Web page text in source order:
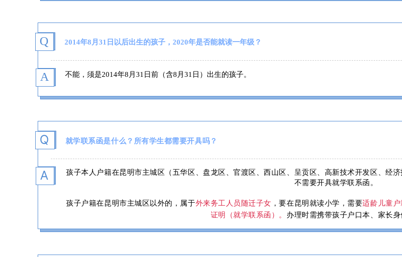
Q 2014年8月31日以后出生的孩子，2020年是否能就读一年级？
A 不能，须是2014年8月31日前（含8月31日）出生的孩子。
Q 就学联系函是什么？所有学生都需要开具吗？
A
，
孩子本人户籍在昆明市主城区（五华区、盘龙区、官渡区、西山区、呈贡区、高新技术开发区、经
不需要开具就学联系函。
孩子户籍在昆明市主城区以外的，属于外来务工人员随迁子女 ，要在昆明就读小学，需要适龄儿童
证明（就学联系函）。 办理时需携带孩子户口本、家长身